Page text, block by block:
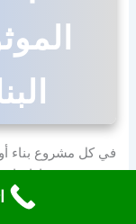
في كل مشروع بناء أو
وموثوق به قرارًا
التشطيبات. نحن